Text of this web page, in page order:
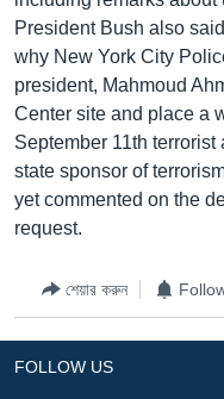
অন্য ভাষায় ওয়েব সাইট
President Bush also
why New York City
president, Mahmoud
Center site and place a
September 11th
state sponsor of
yet commented on the
request.
শেয়ার করুন
FOLLOW US